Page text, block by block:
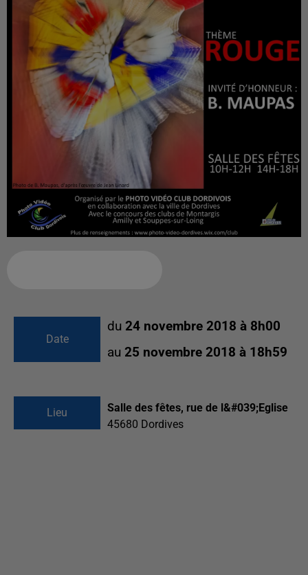
Date
du 24 novembre 2018 à 8h00
au 25 novembre 2018 à 18h59
Lieu
Salle des fêtes, rue de l&#039;Eglise
45680 Dordives